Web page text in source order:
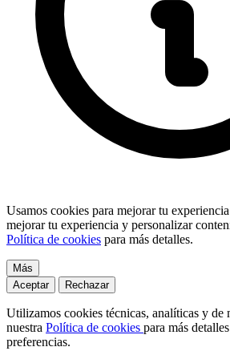
Usamos cookies para mejorar tu
mejorar tu experiencia y personalizar
Política de cookies para más detalles.
Más
Aceptar
Rechazar
Utilizamos cookies técnicas, analíticas y de
nuestra Política de cookies para más
preferencias.